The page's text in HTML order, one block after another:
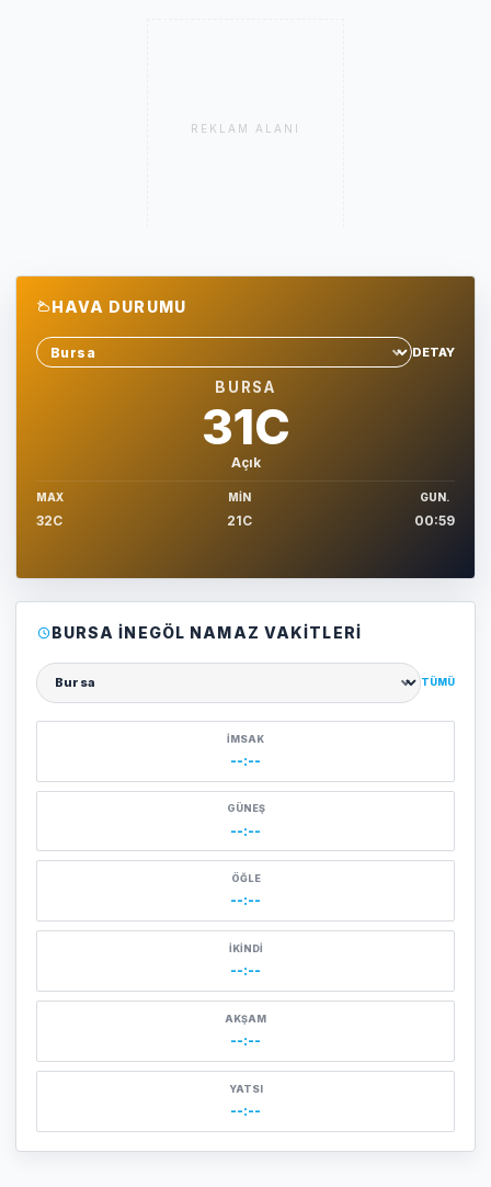
REKLAM ALANI
HAVA DURUMU
Sehir sec
DETAY
BURSA
31C
Açık
MAX
32C
MIN
21C
GUN.
00:59
BURSA İNEGÖL NAMAZ VAKITLERI
Şehir seçin
TÜMÜ
İMSAK
--:--
GÜNEŞ
--:--
ÖĞLE
--:--
İKINDI
--:--
AKŞAM
--:--
YATSI
--:--